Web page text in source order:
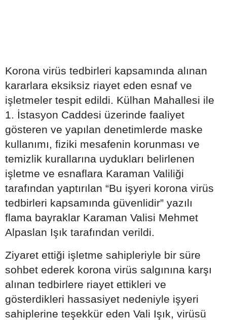
Korona virüs tedbirleri kapsamında alınan
kararlara eksiksiz riayet eden esnaf ve
işletmeler tespit edildi. Külhan Mahallesi ile
1. İstasyon Caddesi üzerinde faaliyet
gösteren ve yapılan denetimlerde maske
kullanımı, fiziki mesafenin korunması ve
temizlik kurallarına uydukları belirlenen
işletme ve esnaflara Karaman Valiliği
tarafından yaptırılan “Bu işyeri korona virüs
tedbirleri kapsamında güvenlidir” yazılı
flama bayraklar Karaman Valisi Mehmet
Alpaslan Işık tarafından verildi.
Ziyaret ettiği işletme sahipleriyle bir süre
sohbet ederek korona virüs salgınına karşı
alınan tedbirlere riayet ettikleri ve
gösterdikleri hassasiyet nedeniyle işyeri
sahiplerine teşekkür eden Vali Işık, virüsü